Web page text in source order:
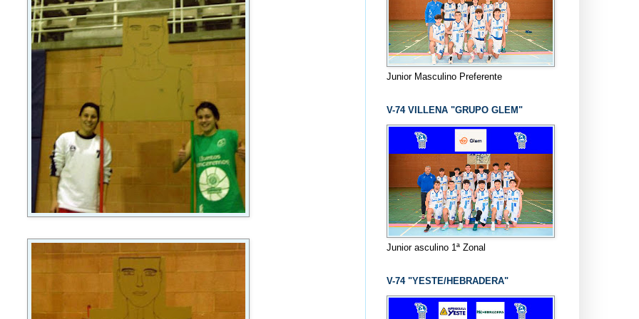
Junior Masculino Preferente
V-74 VILLENA "GRUPO GLEM"
Junior asculino 1ª Zonal
V-74 "YESTE/HEBRADERA"